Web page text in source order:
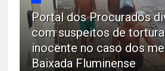
Portal dos Procurados
com suspeitos de
inocente no caso dos
Baixada Fluminense